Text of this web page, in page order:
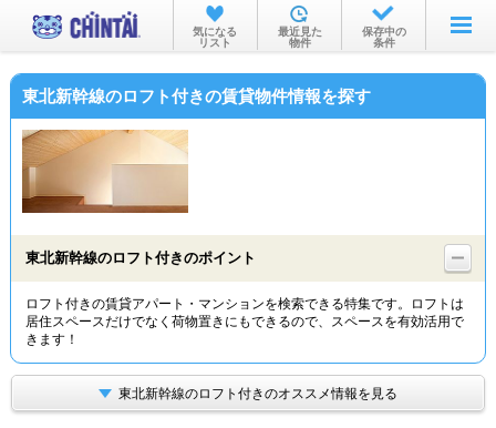
お部屋を探す
沿線・駅から
物件特集から
TOP
気になる
リスト
最近見た
物件
保存中の
条件
東北新幹線のロフト付きの賃貸物件情報を探す
東北新幹線のロフト付きのポイント
ロフト付きの賃貸アパート・マンションを検索できる特集です。ロフトは
居住スペースだけでなく荷物置きにもできるので、スペースを有効活用で
きます！
東北新幹線のロフト付きのオススメ情報を見る